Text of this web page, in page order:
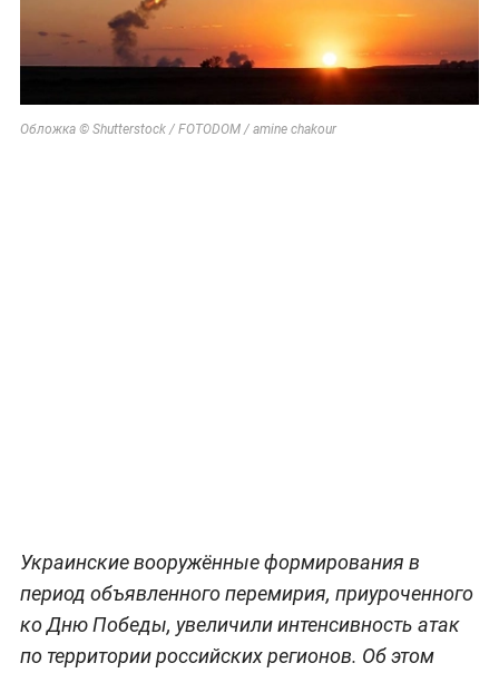
Обложка © Shutterstock / FOTODOM / amine chakour
Украинские вооружённые формирования в
период объявленного перемирия, приуроченного
ко Дню Победы, увеличили интенсивность атак
по территории российских регионов. Об этом